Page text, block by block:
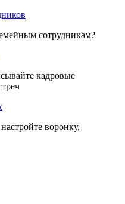
сотрудникам?
кадровые
воронку,